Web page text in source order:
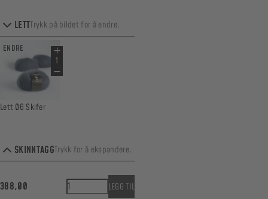
LETTTrykk på bildet for å endre.
ENDRE
Lett 06 Skifer
SKINNTAGGTrykk for å ekspandere.
388,00 HappyFeet Winter Edition antall
LEGG TIL